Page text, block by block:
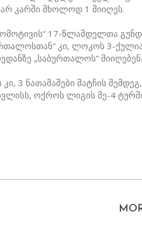
კარში მხოლოდ 1 მიიღეს.
17-წლამდელთა
კი, ლოკოს 3-
„საბურთალოს“ მიიღებენ.
3 ნათამაშები მატჩის
ოქროს ლიგის მე-4